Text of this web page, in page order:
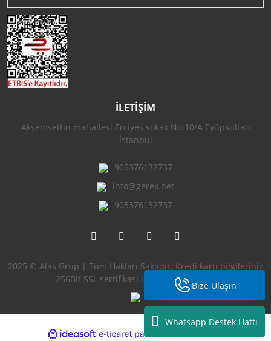
Whatsapp Destek Hattı
İLETİŞİM
Akşemsettin mahallesi Erciyes sokak No:10/A Eyüpsultan
İstanbul
905376132737
info@gerek.net
905376132737
2025 © Alas Grup | Tüm Hakları Saklıdır. Kredi kartı bilgileriniz
256Bit SSL sertifikası ile korunmaktadır.
Bize Ulaşın
ideasoft